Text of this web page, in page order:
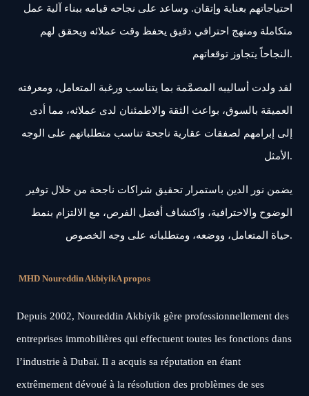
احتياجاتهم بعناية وإتقان. وساعد على نجاحه قيامه ببناء آلية عمل
متكاملة ومنهج احترافي دقيق يحفظ وقت عملائه ويحقق لهم
النجاحاً يتجاوز توقعاتهم.
لقد ولدت أساليبه المصمَّمة بما يتناسب ورغبة المتعامل، ومعرفته
العميقة بالسوق، بواعث الثقة والاطمئنان لدى عملائه، مما أدى
إلى إبرامهم لصفقات عقارية ناجحة تناسب متطلباتهم على الوجه
الأمثل.
يضمن نور الدين باستمرار تحقيق شراكات ناجحة من خلال توفير
الوضوح والاحترافية، واكتشاف أفضل الفرص، مع الالتزام بنمط
حياة المتعامل، ووضعه، ومتطلباته على وجه الخصوص.
MHD Noureddin AkbiyikA propos
Depuis 2002, Noureddin Akbiyik gère professionnellement des
entreprises immobilières qui effectuent toutes les fonctions dans
l’industrie à Dubaï. Il a acquis sa réputation en étant
extrêmement dévoué à la résolution des problèmes de ses